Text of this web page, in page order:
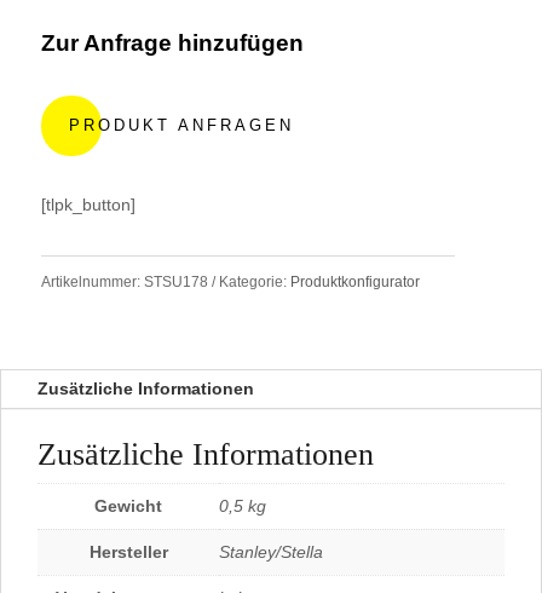
Zur Anfrage hinzufügen
t
e
n
:
PRODUKT ANFRAGEN
[tlpk_button]
Artikelnummer: STSU178 Kategorie: Produktkonfigurator
Zusätzliche Informationen
Zusätzliche Informationen
Gewicht 0,5 kg
Hersteller Stanley/Stella